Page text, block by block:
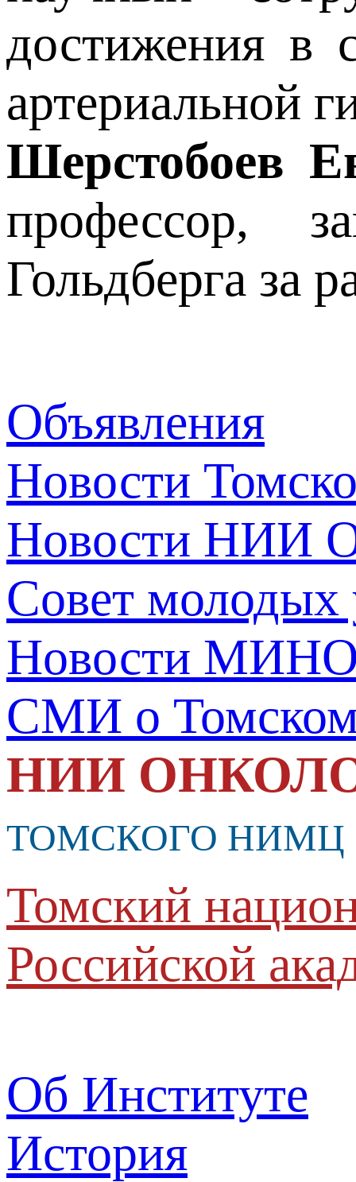
достижения в
артериальной
Шерстобоев
профессор,
Гольдберга за
Объявления
Новости
Новости НИИ
Совет молодых
Новости
СМИ о
НИИ
ТОМСКОГО НИМЦ
Томский
Российской
Об Институте
История